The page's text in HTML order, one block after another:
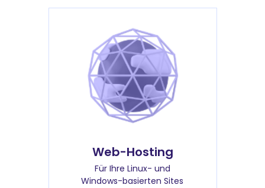
Web-Hosting
Für Ihre Linux- und
Windows-basierten Sites